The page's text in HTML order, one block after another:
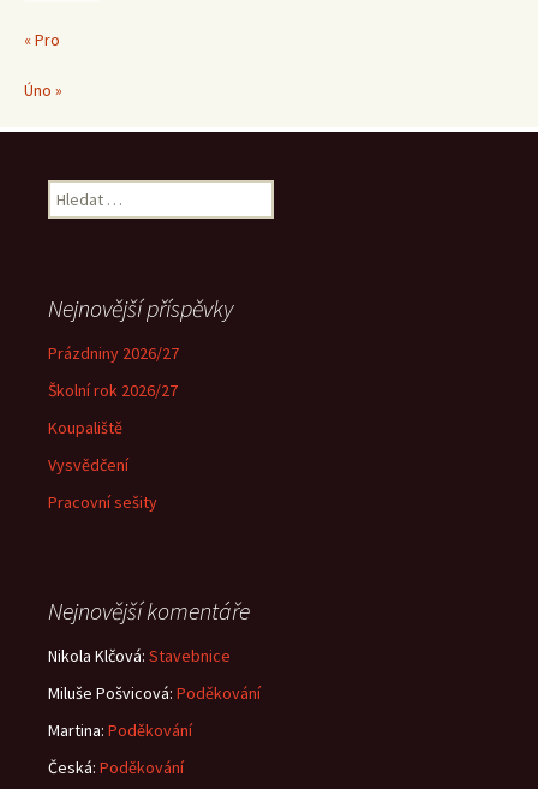
« Pro
Úno »
Vyhledávání
Nejnovější příspěvky
Prázdniny 2026/27
Školní rok 2026/27
Koupaliště
Vysvědčení
Pracovní sešity
Nejnovější komentáře
Nikola Klčová: Stavebnice
Miluše Pošvicová: Poděkování
Martina: Poděkování
Česká: Poděkování